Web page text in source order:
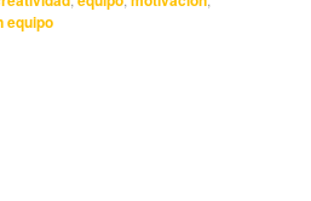
equipo